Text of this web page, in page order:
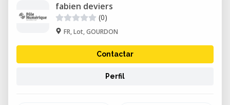
fabien deviers
(0)
FR, Lot, GOURDON
Contactar
Perfil